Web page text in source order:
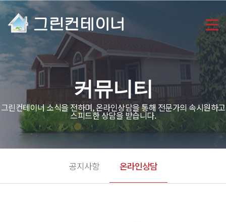
커뮤니티
그린컨테이너 소식을 전하며, 온라인상담을 통해 전문가의 속시원하고
스피드한 상담을 받습니다.
공지사항 온라인상담